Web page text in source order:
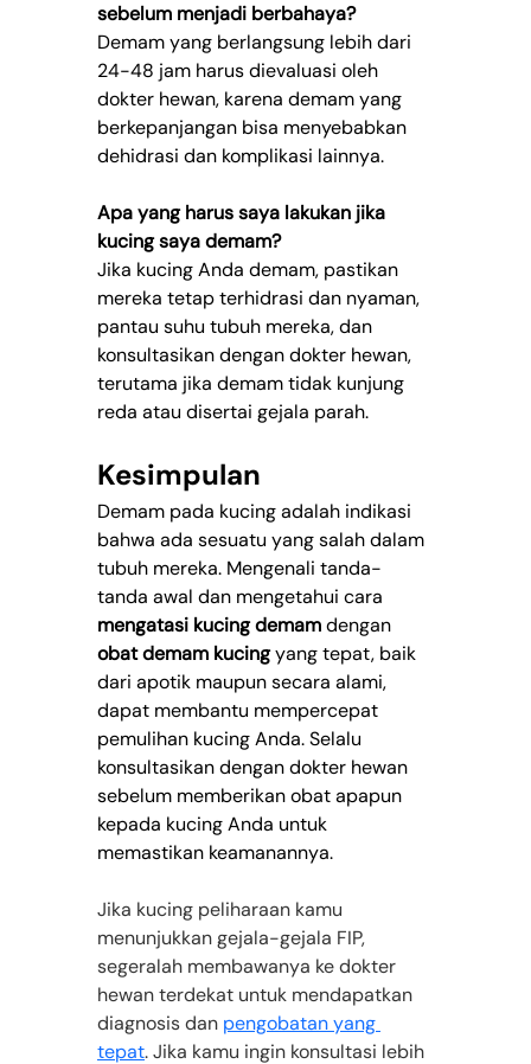
sebelum menjadi berbahaya?
Demam yang berlangsung lebih dari
24-48 jam harus dievaluasi oleh
dokter hewan, karena demam yang
berkepanjangan bisa menyebabkan
dehidrasi dan komplikasi lainnya.
Apa yang harus saya lakukan jika
kucing saya demam?
Jika kucing Anda demam, pastikan
mereka tetap terhidrasi dan nyaman,
pantau suhu tubuh mereka, dan
konsultasikan dengan dokter hewan,
terutama jika demam tidak kunjung
reda atau disertai gejala parah.
Kesimpulan
Demam pada kucing adalah indikasi
bahwa ada sesuatu yang salah dalam
tubuh mereka. Mengenali tanda-
tanda awal dan mengetahui cara
mengatasi kucing demam dengan
obat demam kucing yang tepat, baik
dari apotik maupun secara alami,
dapat membantu mempercepat
pemulihan kucing Anda. Selalu
konsultasikan dengan dokter hewan
sebelum memberikan obat apapun
kepada kucing Anda untuk
memastikan keamanannya.
Jika kucing peliharaan kamu
menunjukkan gejala-gejala FIP,
segeralah membawanya ke dokter
hewan terdekat untuk mendapatkan
diagnosis dan pengobatan yang
tepat. Jika kamu ingin konsultasi lebih